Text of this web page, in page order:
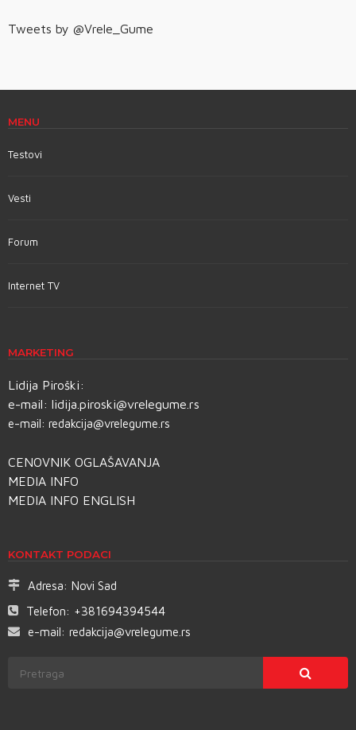
Tweets by @Vrele_Gume
MENU
Testovi
Vesti
Forum
Internet TV
MARKETING
Lidija Piroški:
e-mail: lidija.piroski@vrelegume.rs
e-mail: redakcija@vrelegume.rs
CENOVNIK OGLAŠAVANJA
MEDIA INFO
MEDIA INFO ENGLISH
KONTAKT PODACI
Adresa: Novi Sad
Telefon: +381694394544
e-mail: redakcija@vrelegume.rs